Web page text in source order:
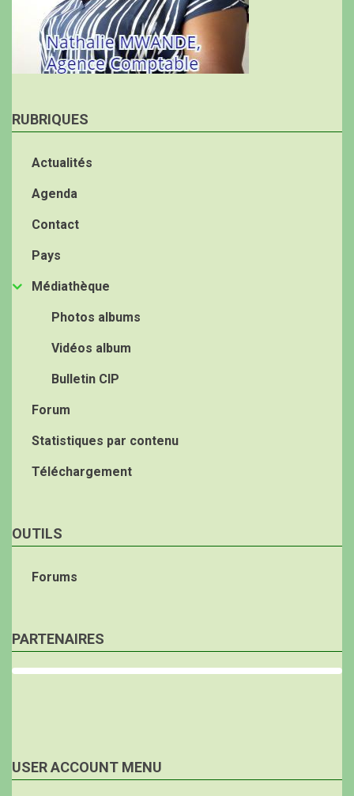
RUBRIQUES
Actualités
Agenda
Contact
Pays
Médiathèque
Photos albums
Vidéos album
Bulletin CIP
Forum
Statistiques par contenu
Téléchargement
OUTILS
Forums
PARTENAIRES
USER ACCOUNT MENU